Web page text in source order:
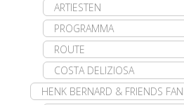
ARTIESTEN
PROGRAMMA
ROUTE
COSTA DELIZIOSA
HENK BERNARD & FRIENDS